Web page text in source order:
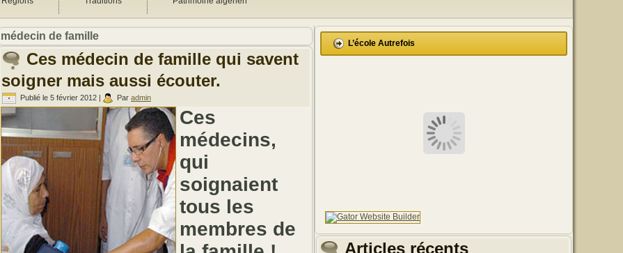
médecin de famille
Ces médecin de famille qui savent
soigner mais aussi écouter.
Publié le 5 février 2012 | Par admin
Ces
médecins,
qui
soignaient
tous les
membres de
L’école Autrefois
Articles récents